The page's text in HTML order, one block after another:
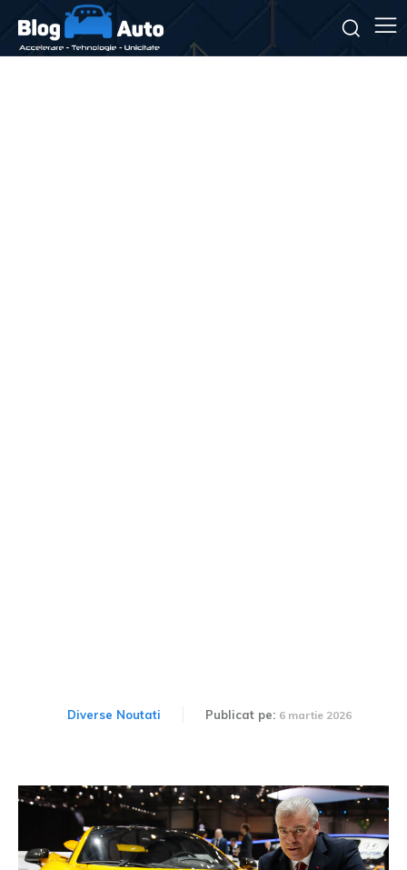
Diverse Noutati Publicat pe: 6 martie 2026